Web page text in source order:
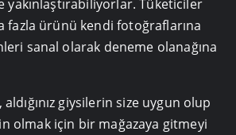
yakınlaştırabiliyorlar. Tüketiciler
fazla ürünü kendi fotoğraflarına
sanal olarak deneme olanağına
giysilerin size uygun olup
olmak için bir mağazaya gitmeyi